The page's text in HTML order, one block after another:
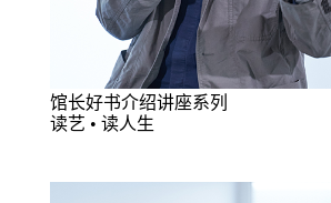
馆长好书介绍讲座系列
读艺 • 读人生